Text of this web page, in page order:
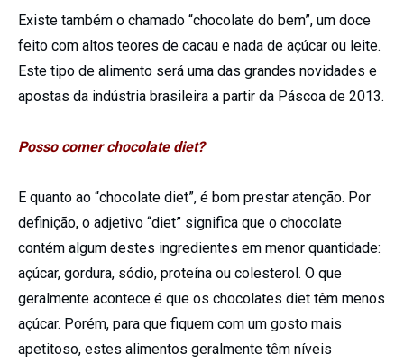
Existe também o chamado “chocolate do bem”, um doce
feito com altos teores de cacau e nada de açúcar ou leite.
Este tipo de alimento será uma das grandes novidades e
apostas da indústria brasileira a partir da Páscoa de 2013.
Posso comer chocolate diet?
E quanto ao “chocolate diet”, é bom prestar atenção. Por
definição, o adjetivo “diet” significa que o chocolate
contém algum destes ingredientes em menor quantidade:
açúcar, gordura, sódio, proteína ou colesterol. O que
geralmente acontece é que os chocolates diet têm menos
açúcar. Porém, para que fiquem com um gosto mais
apetitoso, estes alimentos geralmente têm níveis